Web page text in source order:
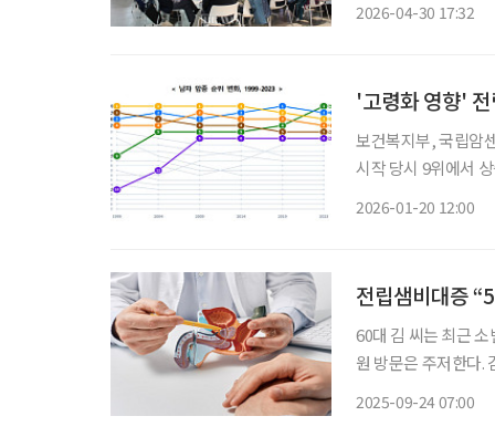
2026-04-30 17:32
'고령화 영향'
보건복지부, 국립암
시작 당시 9위에서 상승…폐암 1위→2
2026-01-20 12:00
전립샘비대증
60대 김 씨는 최근
원 방문은 주저한다.
2025-09-24 07:00